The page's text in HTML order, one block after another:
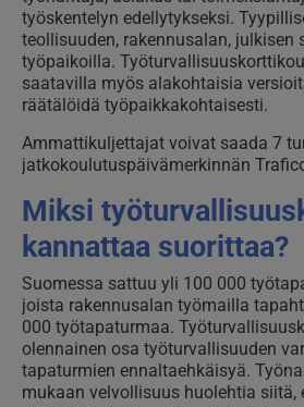
työskentelyn edellytykseksi.
teollisuuden, rakennusalan, julkisen
työpaikoilla.
saatavilla myös alakohtaisia
räätälöidä työpaikkakohtaisesti.
Ammattikuljettajat voivat saada 7
jatkokoulutuspäivämerkinnän
Miksi
kannattaa suorittaa?
Suomessa sattuu yli 100 000
joista rakennusalan työmailla
000 työtapaturmaa.
olennainen osa työturvallisuuden
tapaturmien ennaltaehkäisyä.
mukaan velvollisuus huolehtia siitä,